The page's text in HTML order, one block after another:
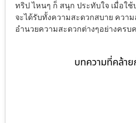
ทริป ไหนๆ ก็ สนุก ประทับใจ เมื่อใช้
จะได้รับทั้งความสะดวกสบาย ควา
อำนวยความสะดวกต่างๆอย่างครบ
บทความที่คล้า